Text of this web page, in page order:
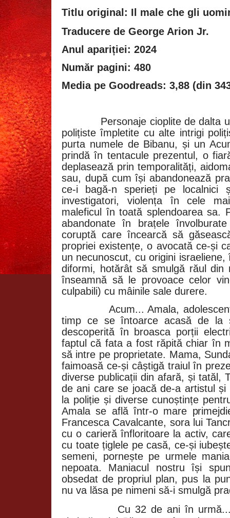
Titlu original: Il male che gli
Traducere de George Arion Jr.
Anul apariției: 2024
Număr pagini: 480
Media pe Goodreads: 3,88 (din
Personaje cioplite de dalta
polițiste împletite cu alte intrigi
purta numele de Bibanu, și un
prindă în tentacule prezentul, o
deplasează prin temporalități,
sau, după cum își abandonează
ce-i bagă-n sperieți pe localnici
investigatori, violența în cele
maleficul în toată splendoarea sa.
abandonate în brațele
coruptă care încearcă să
propriei existențe, o avocată ce-și
un necunoscut, cu origini
diformi, hotărât să smulgă răul din
înseamnă să le provoace celor
culpabili) cu mâinile sale durere.
Acum... Amala,
timp ce se întoarce acasă de la
descoperită în broasca porții
faptul că fata a fost răpită chiar în
să intre pe proprietate. Mama,
faimoasă ce-și câștigă traiul în
diverse publicații din afară, și tatăl,
de ani care se joacă de-a artistul și
la poliție și diverse cunoștințe
Amala se află într-o mare
Francesca Cavalcante, sora lui
cu o carieră înfloritoare la activ,
cu toate țiglele pe casă, ce-și
semeni, pornește pe urmele
nepoata. Maniacul nostru își
obsedat de propriul plan, pus la
nu va lăsa pe nimeni să-i smulgă
Cu 32 de ani în